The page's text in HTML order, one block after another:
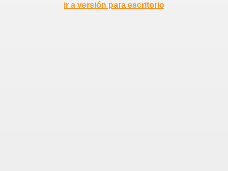
ir a versión para escritorio